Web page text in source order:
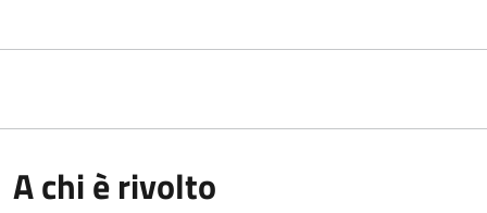
A chi è rivolto